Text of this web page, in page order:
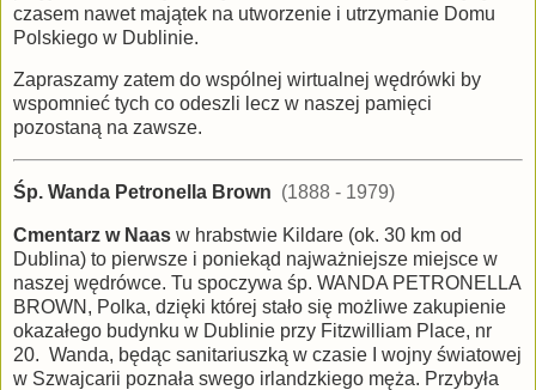
czasem nawet majątek na utworzenie i utrzymanie Domu
Polskiego w Dublinie.
Zapraszamy zatem do wspólnej wirtualnej wędrówki by
wspomnieć tych co odeszli lecz w naszej pamięci
pozostaną na zawsze.
Śp. Wanda Petronella Brown (1888 - 1979)
Cmentarz w Naas w hrabstwie Kildare (ok. 30 km od
Dublina) to pierwsze i poniekąd najważniejsze miejsce w
naszej wędrówce. Tu spoczywa śp. WANDA PETRONELLA
BROWN, Polka, dzięki której stało się możliwe zakupienie
okazałego budynku w Dublinie przy Fitzwilliam Place, nr
20. Wanda, będąc sanitariuszką w czasie I wojny światowej
w Szwajcarii poznała swego irlandzkiego męża. Przybyła